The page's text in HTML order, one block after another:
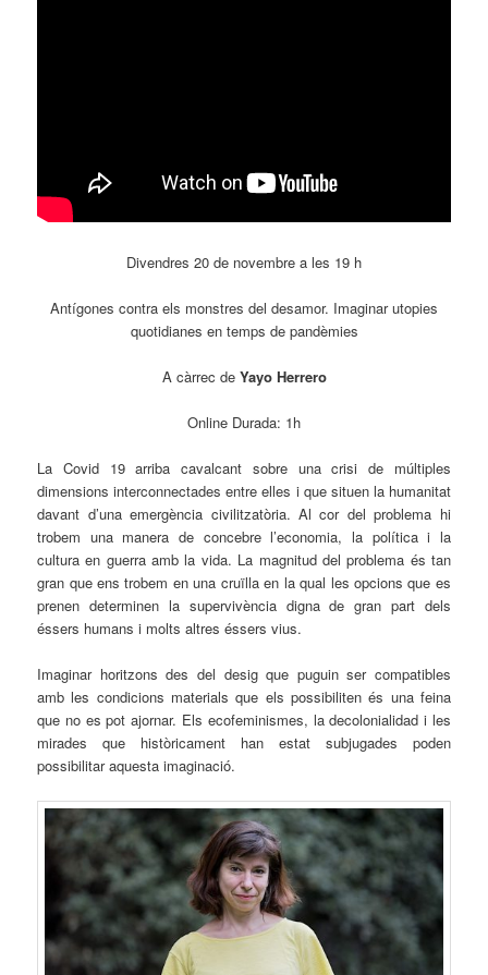
Divendres 20 de novembre a les 19 h
Antígones contra els monstres del desamor. Imaginar utopies
quotidianes en temps de pandèmies
A càrrec de Yayo Herrero
Online Durada: 1h
La Covid 19 arriba cavalcant sobre una crisi de múltiples
dimensions interconnectades entre elles i que situen la humanitat
davant d’una emergència civilitzatòria. Al cor del problema hi
trobem una manera de concebre l’economia, la política i la
cultura en guerra amb la vida. La magnitud del problema és tan
gran que ens trobem en una cruïlla en la qual les opcions que es
prenen determinen la supervivència digna de gran part dels
éssers humans i molts altres éssers vius.
Imaginar horitzons des del desig que puguin ser compatibles
amb les condicions materials que els possibiliten és una feina
que no es pot ajornar. Els ecofeminismes, la decolonialidad i les
mirades que històricament han estat subjugades poden
possibilitar aquesta imaginació.